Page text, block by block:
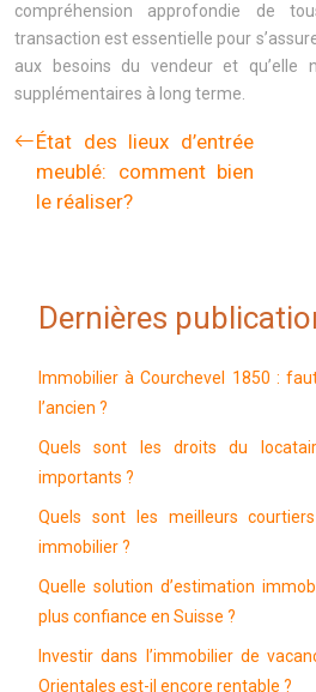
compréhension approfondie de
transaction est essentielle pour
aux besoins du vendeur et qu’elle
supplémentaires à long terme.
État des lieux d’entrée
meublé: comment bien
le réaliser?
Dernières
Immobilier à Courchevel 1850 :
l’ancien ?
Quels sont les droits du
importants ?
Quels sont les meilleurs
immobilier ?
Quelle solution d’estimation
plus confiance en Suisse ?
Investir dans l’immobilier de
Orientales est-il encore rentable ?